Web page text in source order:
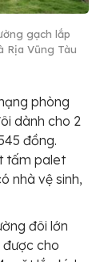
gạch lắp
Rịa Vũng Tàu
phòng
dành cho 2
đồng.
tấm palet
nhà vệ sinh,
đôi lớn
cho